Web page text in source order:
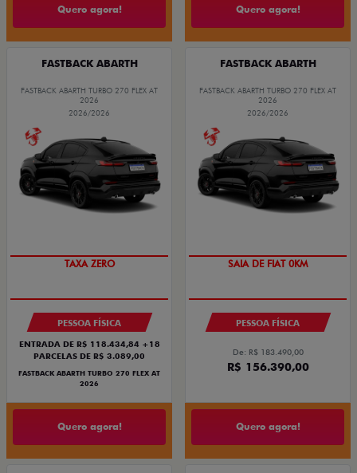
Quero agora! Quero agora!
FASTBACK ABARTH
FASTBACK ABARTH TURBO 270 FLEX AT
2026
2026/2026
TAXA ZERO
PESSOA FÍSICA
ENTRADA DE R$ 118.434,84 +18
PARCELAS DE R$ 3.089,00
FASTBACK ABARTH TURBO 270 FLEX AT
2026
Quero agora!
FASTBACK ABARTH
FASTBACK ABARTH TURBO 270 FLEX AT
2026
2026/2026
SAIA DE FIAT 0KM
PESSOA FÍSICA
De: R$ 183.490,00
R$ 156.390,00
Quero agora!